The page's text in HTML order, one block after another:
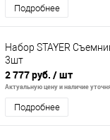
Подробнее
Набор STAYER
3шт
2 777 руб. / шт
Актуальную цену и наличие
Подробнее